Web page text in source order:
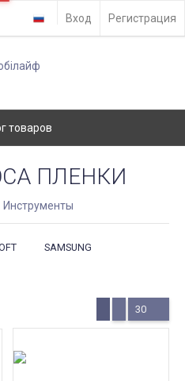
Вход Регистрация
товаров
ПЛЕНКИ
Инструменты
SAMSUNG
30